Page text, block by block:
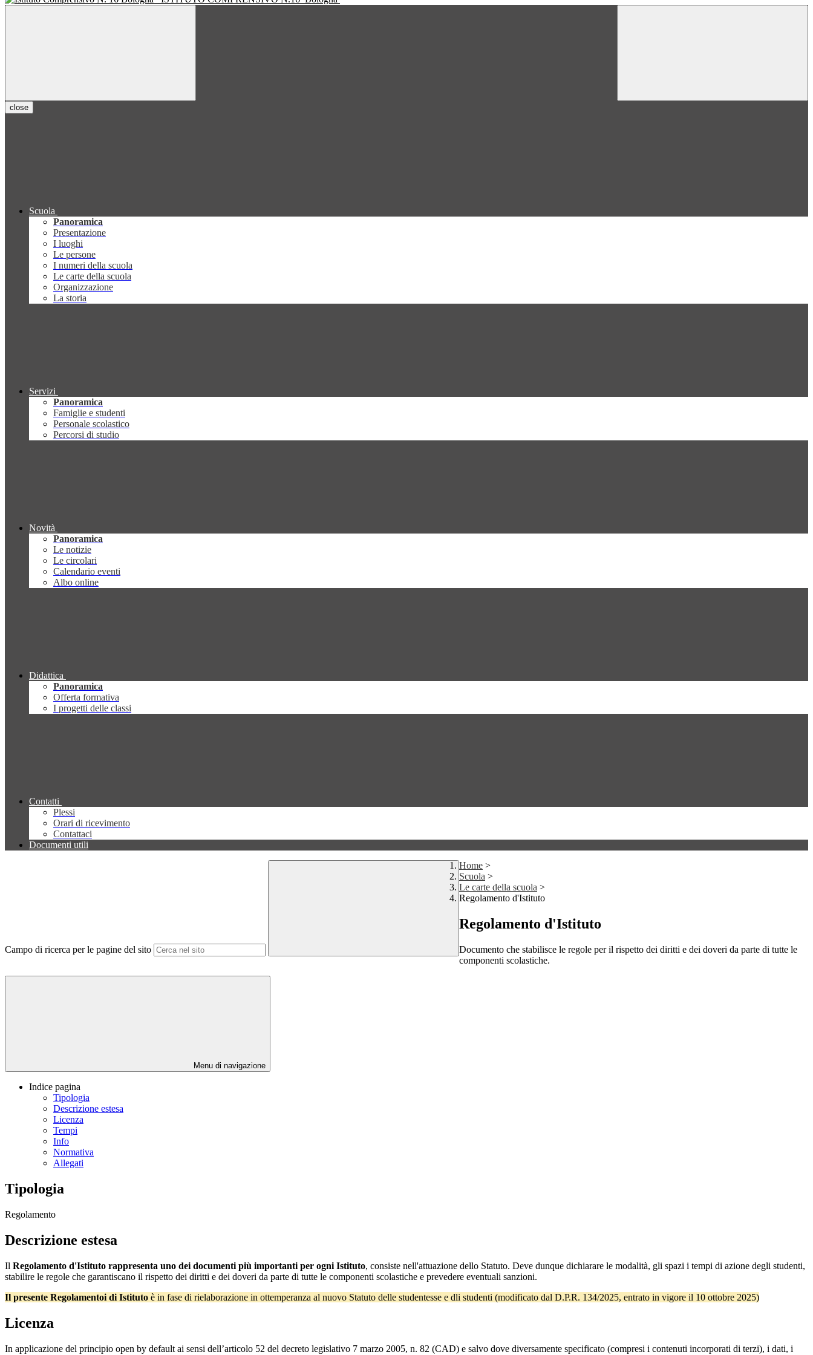
close
Scuola
Panoramica
Presentazione
I luoghi
Le persone
I numeri della scuola
Le carte della scuola
Organizzazione
La storia
Servizi
Panoramica
Famiglie e studenti
Personale scolastico
Percorsi di studio
Novità
Panoramica
Le notizie
Le circolari
Calendario eventi
Albo online
Didattica
Panoramica
Offerta formativa
I progetti delle classi
Contatti
Plessi
Orari di ricevimento
Contattaci
Documenti utili
Campo di ricerca per le pagine del sito
Home >
Scuola >
Le carte della scuola >
Regolamento d'Istituto
Regolamento d'Istituto
Documento che stabilisce le regole per il rispetto dei diritti e dei doveri da parte di tutte le
componenti scolastiche.
Menu di navigazione
Indice pagina
Tipologia
Descrizione estesa
Licenza
Tempi
Info
Normativa
Allegati
Tipologia
Regolamento
Descrizione estesa
Il Regolamento d'Istituto rappresenta uno dei documenti più importanti per ogni Istituto, consiste nell'attuazione dello Statuto. Deve dunque dichiarare le modalità, gli spazi i tempi di azione degli studenti,
stabilire le regole che garantiscano il rispetto dei diritti e dei doveri da parte di tutte le componenti scolastiche e prevedere eventuali sanzioni.
Il presente Regolamentoi di Istituto è in fase di rielaborazione in ottemperanza al nuovo Statuto delle studentesse e dli studenti (modificato dal D.P.R. 134/2025, entrato in vigore il 10 ottobre 2025)
Licenza
In applicazione del principio open by default ai sensi dell’articolo 52 del decreto legislativo 7 marzo 2005, n. 82 (CAD) e salvo dove diversamente specificato (compresi i contenuti incorporati di terzi), i dati, i